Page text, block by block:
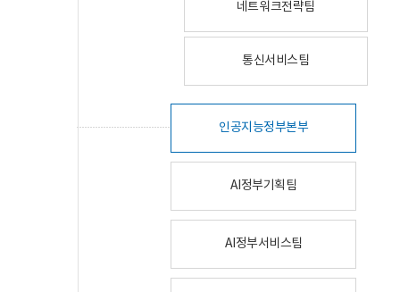
네트워크전략팀
통신서비스팀
인공지능정부본부
AI정부기획팀
AI정부서비스팀